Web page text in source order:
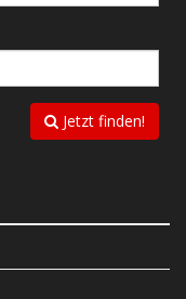
Jetzt finden!